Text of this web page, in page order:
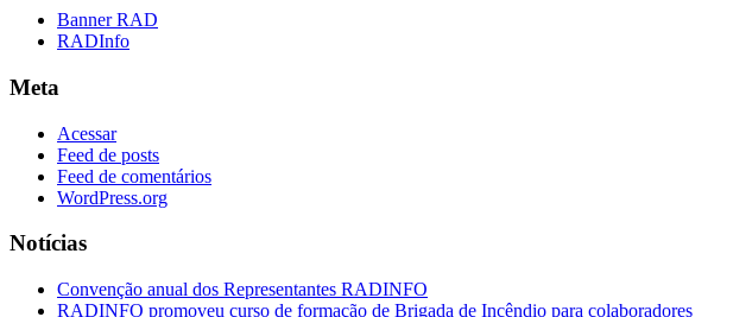
Banner RAD
RADInfo
Meta
Acessar
Feed de posts
Feed de comentários
WordPress.org
Notícias
Convenção anual dos Representantes RADINFO
RADINFO promoveu curso de formação de Brigada de Incêndio para colaboradores